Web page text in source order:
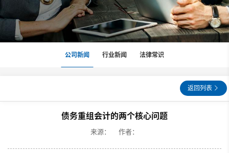
公司新闻 行业新闻 法律常识
返回列表
债务重组会计的两个核心问题
来源： 作者：